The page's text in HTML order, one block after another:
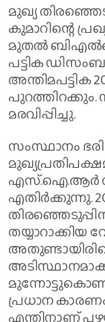
മുഖ്യ
കുമാറിന്റെ
മുതല്‍
പട്ടിക
അന്തിമപട്ടിക
പുറത്തിറക്കും.
മരവിപ്പിച്ചു.
സംസ്ഥാനം
എസ്.ഐ.ആര്‍
എതിര്‍ക്കുന്നു.
തയ്യാറാക്കിയ
പ്രധാന
എന്തിനാണ്